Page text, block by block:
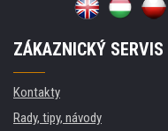
ZÁKAZNICKÝ SERVIS
Kontakty
Rady, tipy, návody